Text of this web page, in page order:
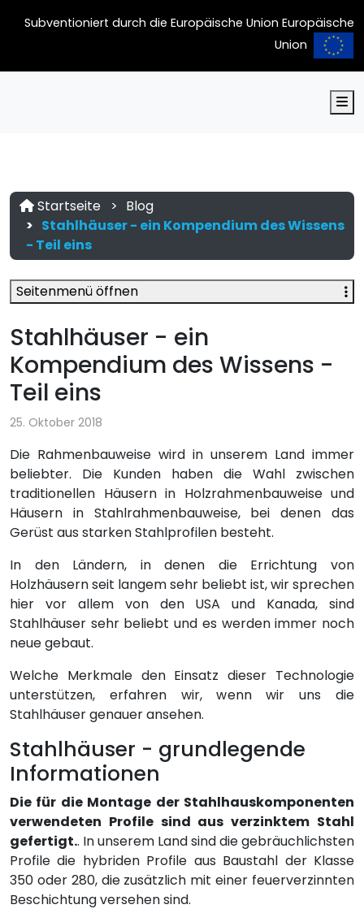
Subventioniert durch die Europäische Union Europäische
Union
Startseite
Blog
Stahlhäuser - ein Kompendium des Wissens
- Teil eins
Stahlhäuser - ein
Kompendium des Wissens -
Teil eins
25. Oktober 2018
Die Rahmenbauweise wird in unserem Land immer
beliebter. Die Kunden haben die Wahl zwischen
traditionellen Häusern in Holzrahmenbauweise und
Häusern in Stahlrahmenbauweise, bei denen das
Gerüst aus starken Stahlprofilen besteht.
In den Ländern, in denen die Errichtung von
Holzhäusern seit langem sehr beliebt ist, wir sprechen
hier vor allem von den USA und Kanada, sind
Stahlhäuser sehr beliebt und es werden immer noch
neue gebaut.
Welche Merkmale den Einsatz dieser Technologie
unterstützen, erfahren wir, wenn wir uns die
Stahlhäuser genauer ansehen.
Stahlhäuser - grundlegende
Informationen
Die für die Montage der Stahlhauskomponenten
verwendeten Profile sind aus verzinktem Stahl
gefertigt.. In unserem Land sind die gebräuchlichsten
Profile die hybriden Profile aus Baustahl der Klasse
350 oder 280, die zusätzlich mit einer feuerverzinnten
Beschichtung versehen sind.
Seitenmenü öffnen